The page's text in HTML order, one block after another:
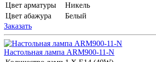
Цвет арматуры
Никель
Цвет абажура
Белый
Заказать
Настольная лампа ARM900-11-N